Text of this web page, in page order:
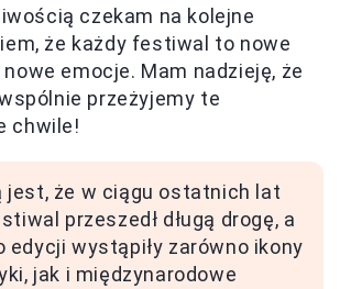
czekam na kolejne
że każdy festiwal to nowe
emocje. Mam nadzieję, że
przeżyjemy te
chwile!
jest, że w ciągu ostatnich lat
przeszedł długą drogę, a
edycji wystąpiły zarówno ikony
jak i międzynarodowe